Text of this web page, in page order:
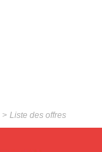
Liste des offres